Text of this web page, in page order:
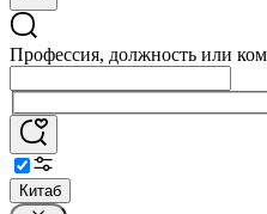
Профессия, должность или
Китаб